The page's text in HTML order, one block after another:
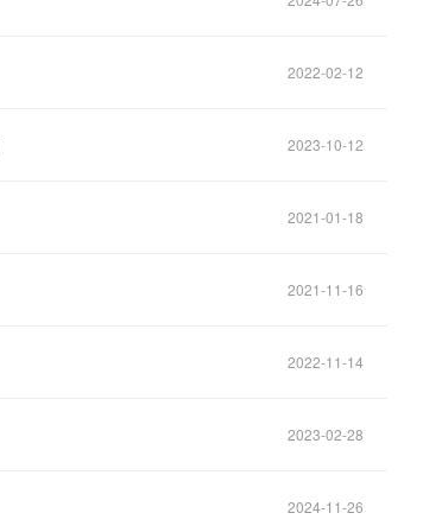
2022-02-12
2023-10-12
2021-01-18
2021-11-16
2022-11-14
2023-02-28
2024-11-26